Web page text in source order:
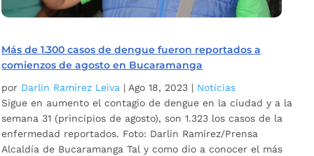
Más de 1.300 casos de dengue fueron reportados a
comienzos de agosto en Bucaramanga
por Darlin Ramírez Leiva | Ago 18, 2023 | Noticias
Sigue en aumento el contagio de dengue en la ciudad y a la
semana 31 (principios de agosto), son 1.323 los casos de la
enfermedad reportados. Foto: Darlin Ramírez/Prensa
Alcaldía de Bucaramanga Tal y como dio a conocer el más